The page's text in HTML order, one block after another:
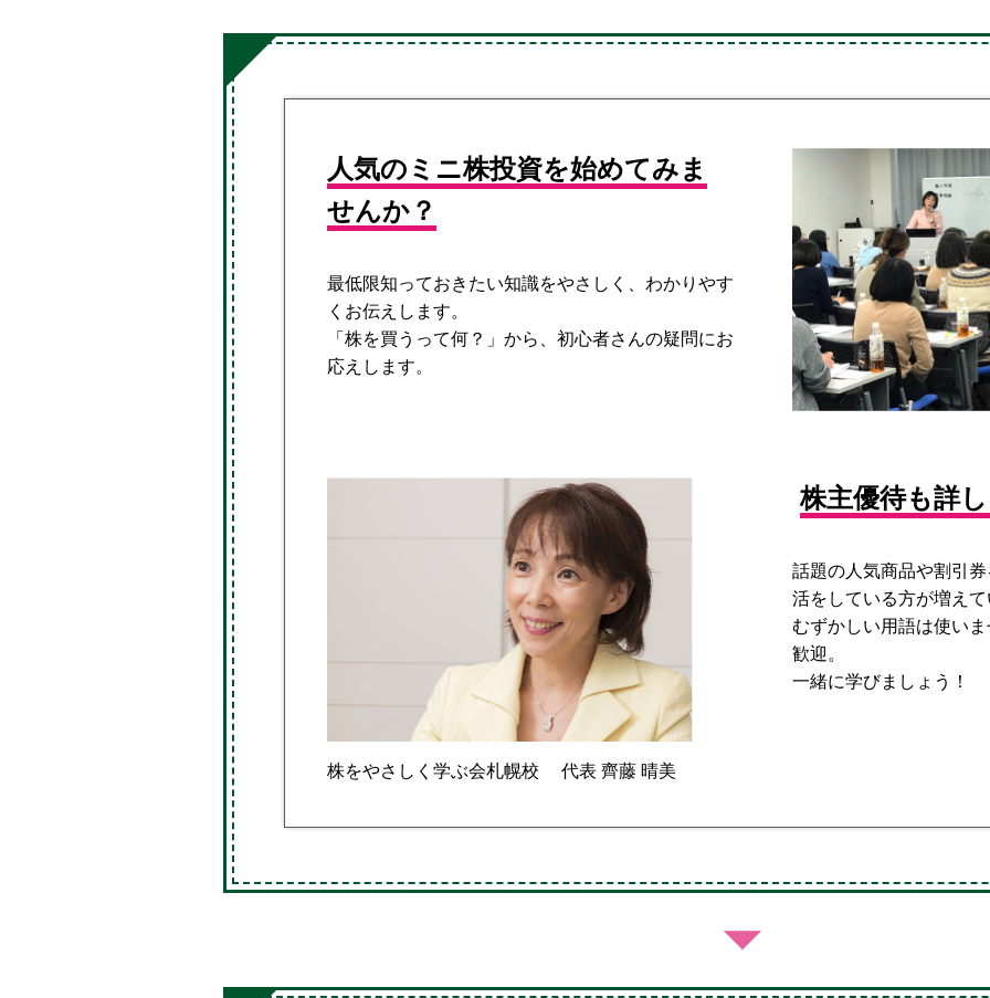
人気のミニ株投資を始めてみま
せんか？
最低限知っておきたい知識をやさしく、わかりやす
くお伝えします。
「株を買うって何？」から、初心者さんの疑問にお
応えします。
株をやさしく学ぶ会札幌校 代表 齊藤 晴美
株主優待も詳
話題の人気商品や割引
活をしている方が増え
むずかしい用語は使い
歓迎。
一緒に学びましょう！